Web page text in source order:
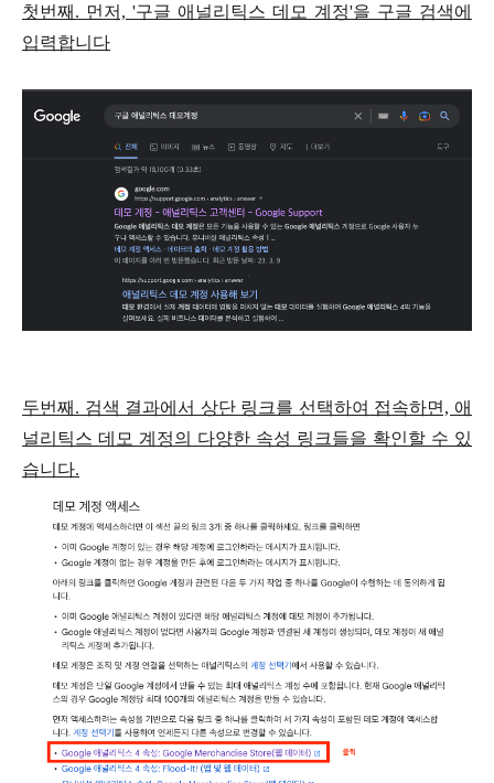
첫번째. 먼저, '구글 애널리틱스 데모 계정'을 구글 검색에
입력합니다
두번째. 검색 결과에서 상단 링크를 선택하여 접속하면, 애
널리틱스 데모 계정의 다양한 속성 링크들을 확인할 수 있
습니다.